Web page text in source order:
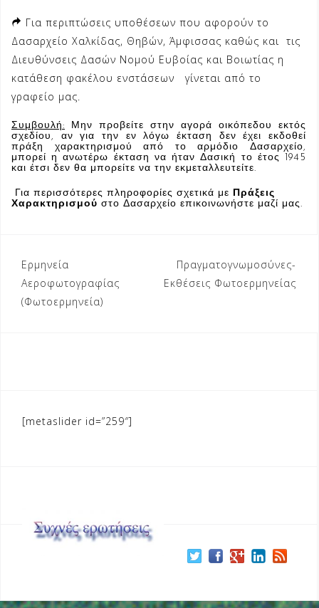
Για περιπτώσεις υποθέσεων που αφορούν το
Δασαρχείο Χαλκίδας, Θηβών, Άμφισσας καθώς και τις
Διευθύνσεις Δασών Νομού Ευβοίας και Βοιωτίας η
κατάθεση φακέλου ενστάσεων γίνεται από το
γραφείο μας.
Συμβουλή: Μην προβείτε στην αγορά οικόπεδου εκτός
σχεδίου, αν για την εν λόγω έκταση δεν έχει εκδοθεί
πράξη χαρακτηρισμού από το αρμόδιο Δασαρχείο,
μπορεί η ανωτέρω έκταση να ήταν Δασική το έτος 1945
και έτσι δεν θα μπορείτε να την εκμεταλλευτείτε.
Για περισσότερες πληροφορίες σχετικά με Πράξεις
Χαρακτηρισμού στο Δασαρχείο επικοινωνήστε μαζί μας.
Πλοήγηση
άρθρων
Ερμηνεία
Αεροφωτογραφίας
(Φωτοερμηνεία)
Πραγματογνωμοσύνες-
Εκθέσεις Φωτοερμηνείας
[metaslider id=”259″]